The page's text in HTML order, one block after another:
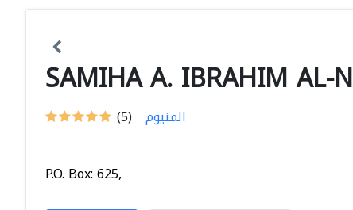
SAMIHA A. IBRAHIM AL-
(5) المنيوم
P.O. Box: 625,